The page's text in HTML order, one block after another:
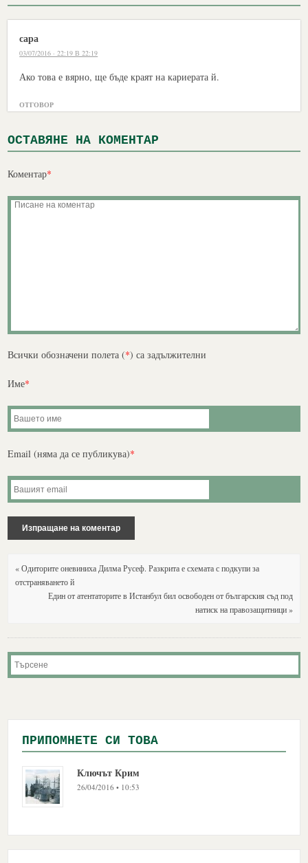
сара
03/07/2016 · 22:19 В 22:19
Ако това е вярно, ще бъде краят на кариерата й.
ОТГОВОР
ОСТАВЯНЕ НА КОМЕНТАР
Коментар*
Всички обозначени полета (*) са задължителни
Име*
Email (няма да се публикува)*
« Одиторите оневиниха Дилма Русеф. Разкрита е схемата с подкупи за
отстраняването й
Един от атентаторите в Истанбул бил освободен от българския съд под
натиск на правозащитници »
ПРИПОМНЕТЕ СИ ТОВА
Ключът Крим
26/04/2016 • 10:53